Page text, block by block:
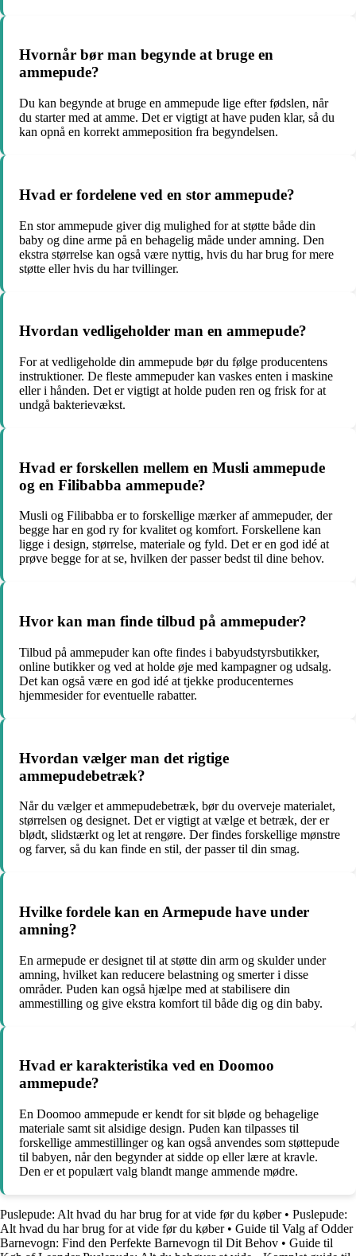
Hvornår bør man begynde at bruge en
ammepude?
Du kan begynde at bruge en ammepude lige efter fødslen, når
du starter med at amme. Det er vigtigt at have puden klar, så du
kan opnå en korrekt ammeposition fra begyndelsen.
Hvad er fordelene ved en stor ammepude?
En stor ammepude giver dig mulighed for at støtte både din
baby og dine arme på en behagelig måde under amning. Den
ekstra størrelse kan også være nyttig, hvis du har brug for mere
støtte eller hvis du har tvillinger.
Hvordan vedligeholder man en ammepude?
For at vedligeholde din ammepude bør du følge producentens
instruktioner. De fleste ammepuder kan vaskes enten i maskine
eller i hånden. Det er vigtigt at holde puden ren og frisk for at
undgå bakterievækst.
Hvad er forskellen mellem en Musli ammepude
og en Filibabba ammepude?
Musli og Filibabba er to forskellige mærker af ammepuder, der
begge har en god ry for kvalitet og komfort. Forskellene kan
ligge i design, størrelse, materiale og fyld. Det er en god idé at
prøve begge for at se, hvilken der passer bedst til dine behov.
Hvor kan man finde tilbud på ammepuder?
Tilbud på ammepuder kan ofte findes i babyudstyrsbutikker,
online butikker og ved at holde øje med kampagner og udsalg.
Det kan også være en god idé at tjekke producenternes
hjemmesider for eventuelle rabatter.
Hvordan vælger man det rigtige
ammepudebetræk?
Når du vælger et ammepudebetræk, bør du overveje materialet,
størrelsen og designet. Det er vigtigt at vælge et betræk, der er
blødt, slidstærkt og let at rengøre. Der findes forskellige mønstre
og farver, så du kan finde en stil, der passer til din smag.
Hvilke fordele kan en Armepude have under
amning?
En armepude er designet til at støtte din arm og skulder under
amning, hvilket kan reducere belastning og smerter i disse
områder. Puden kan også hjælpe med at stabilisere din
ammestilling og give ekstra komfort til både dig og din baby.
Hvad er karakteristika ved en Doomoo
ammepude?
En Doomoo ammepude er kendt for sit bløde og behagelige
materiale samt sit alsidige design. Puden kan tilpasses til
forskellige ammestillinger og kan også anvendes som støttepude
til babyen, når den begynder at sidde op eller lære at kravle.
Den er et populært valg blandt mange ammende mødre.
Puslepude: Alt hvad du har brug for at vide før du køber • Puslepude:
Alt hvad du har brug for at vide før du køber • Guide til Valg af Odder
Barnevogn: Find den Perfekte Barnevogn til Dit Behov • Guide til